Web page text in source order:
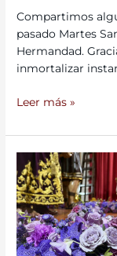
Compartimos
pasado Martes
Hermandad.
inmortalizar
Leer más »
exorno
floral
de
los
pasos